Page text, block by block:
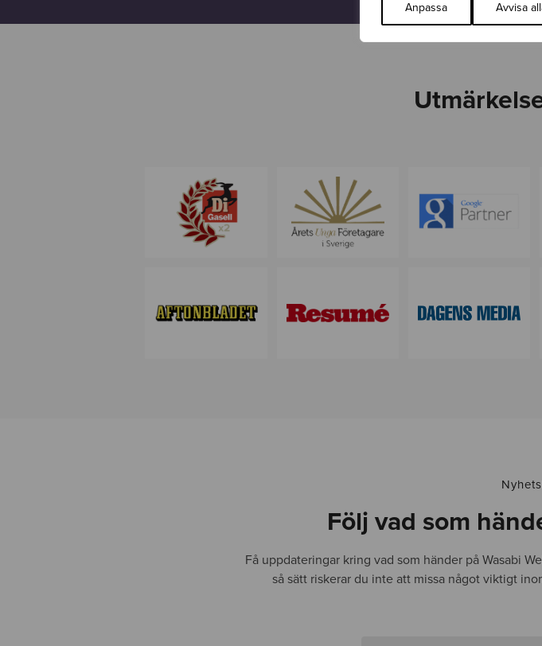
Anpassa Avvisa
Följ vad som
Få uppdateringar kring vad som händer på Wasabi
så sätt riskerar du inte att missa något viktigt